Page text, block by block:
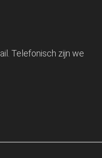
Telefonisch zijn we